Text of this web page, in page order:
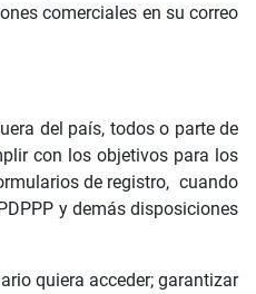
comerciales en su correo
del país, todos o parte de
con los objetivos para los
de registro, cuando
y demás disposiciones
quiera acceder; garantizar